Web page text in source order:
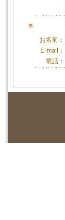
お名前：
E-mail：
電話：